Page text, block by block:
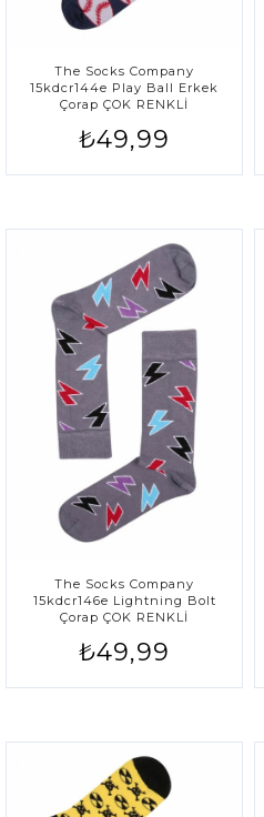
The Socks Company
15kdcr144e Play Ball Erkek
Çorap ÇOK RENKLİ
₺49,99
The Socks Company
15kdcr146e Lightning Bolt
Çorap ÇOK RENKLİ
₺49,99